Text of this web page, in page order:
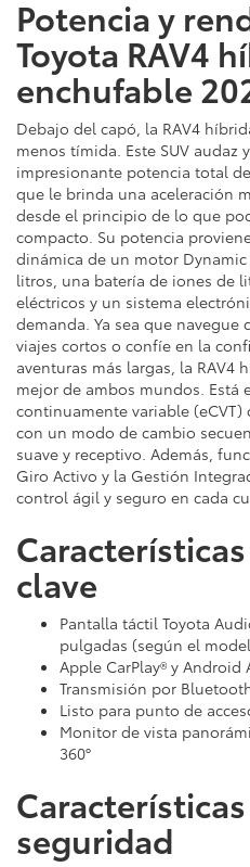
Potencia y
Toyota RAV4
enchufable
Debajo del capó, la RAV4
menos tímida. Este SUV audaz
impresionante potencia total
que le brinda una aceleración
desde el principio de lo que
compacto. Su potencia
dinámica de un motor Dynamic
litros, una batería de iones de
eléctricos y un sistema
demanda. Ya sea que navegue
viajes cortos o confíe en la
aventuras más largas, la RAV4
mejor de ambos mundos.
continuamente variable
con un modo de cambio
suave y receptivo. Además,
Giro Activo y la Gestión
control ágil y seguro en cada
clave
Pantalla táctil Toyota
pulgadas (según el
Apple CarPlay® y
Transmisión por
Listo para punto de
Monitor de vista
360°
seguridad